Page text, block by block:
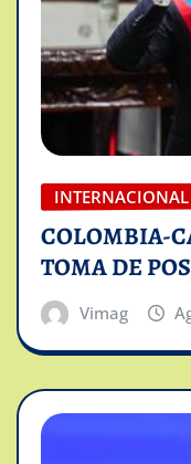
INTERNACIONAL
COLOMBIA-
TOMA DE
Vimag